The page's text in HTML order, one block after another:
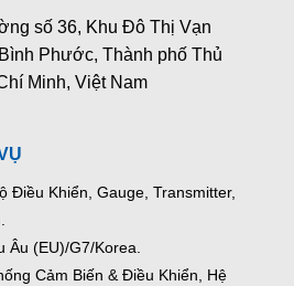
số 36, Khu Đô Thị Vạn
Phước, Thành phố Thủ
Minh, Việt Nam
Điều Khiển, Gauge, Transmitter,
Âu (EU)/G7/Korea.
Cảm Biến & Điều Khiển, Hệ